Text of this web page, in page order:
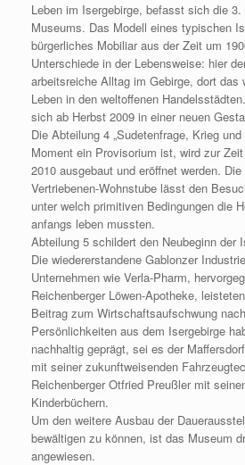
Leben im Isergebirge, befasst sich die
Museums. Das Modell eines typischen
bürgerliches Mobiliar aus der Zeit um
Unterschiede in der Lebensweise: hier
arbeitsreiche Alltag im Gebirge, dort das
Leben in den weltoffenen
sich ab Herbst 2009 in einer neuen
Die Abteilung 4 „Sudetenfrage, Krieg
Moment ein Provisorium ist, wird zur
2010 ausgebaut und eröffnet werden.
Vertriebenen-Wohnstube lässt den
unter welch primitiven Bedingungen die
anfangs leben mussten.
Abteilung 5 schildert den Neubeginn der
Die wiedererstandene Gablonzer
Unternehmen wie Verla-Pharm,
Reichenberger Löwen-Apotheke,
Beitrag zum Wirtschaftsaufschwung
Persönlichkeiten aus dem Isergebirge
nachhaltig geprägt, sei es der
mit seiner zukunftweisenden
Reichenberger Otfried Preußler mit
Kinderbüchern.
Um den weitere Ausbau der
bewältigen zu können, ist das Museum
angewiesen.